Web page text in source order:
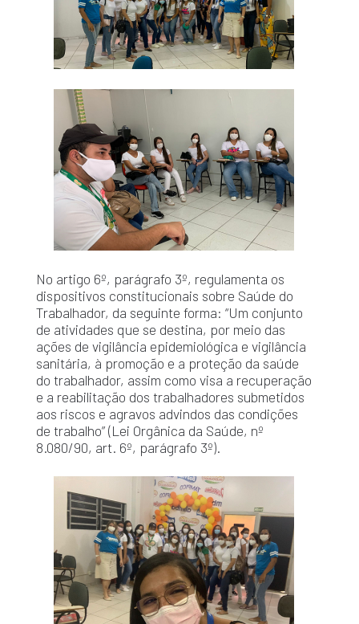
No artigo 6º, parágrafo 3º, regulamenta os
dispositivos constitucionais sobre Saúde do
Trabalhador, da seguinte forma: “Um conjunto
de atividades que se destina, por meio das
ações de vigilância epidemiológica e vigilância
sanitária, à promoção e a proteção da saúde
do trabalhador, assim como visa a recuperação
e a reabilitação dos trabalhadores submetidos
aos riscos e agravos advindos das condições
de trabalho” (Lei Orgânica da Saúde, nº
8.080/90, art. 6º, parágrafo 3º).